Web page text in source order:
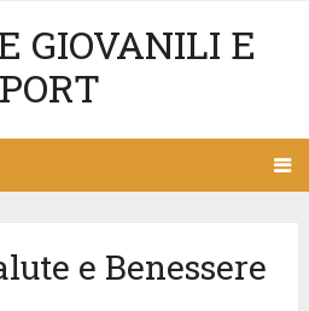
GIOVANILI E
e Benessere